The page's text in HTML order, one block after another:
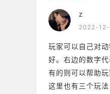
z
2022-
玩家可以自己对
好。右边的数字
有的则可以帮助玩
这里也有三个玩